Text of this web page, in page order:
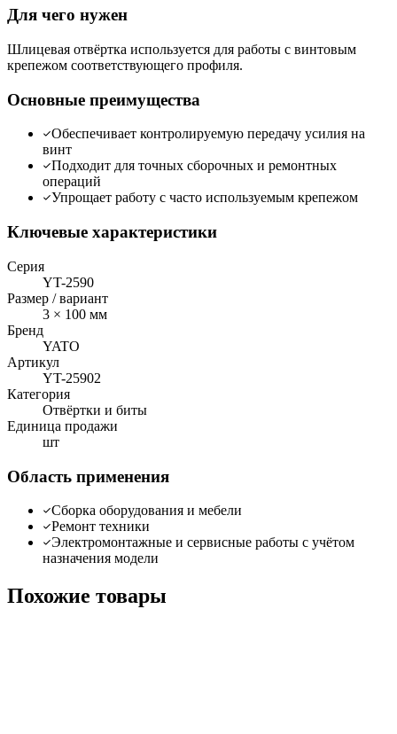
Для чего нужен
Шлицевая отвёртка используется для работы с винтовым
крепежом соответствующего профиля.
Основные преимущества
Обеспечивает контролируемую передачу усилия на
винт
Подходит для точных сборочных и ремонтных
операций
Упрощает работу с часто используемым крепежом
Ключевые характеристики
Серия
YT-2590
Размер / вариант
3 × 100 мм
Бренд
YATO
Артикул
YT-25902
Категория
Отвёртки и биты
Единица продажи
шт
Область применения
Сборка оборудования и мебели
Ремонт техники
Электромонтажные и сервисные работы с учётом
назначения модели
Похожие товары